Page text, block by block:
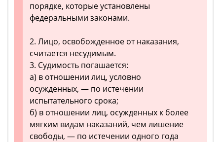
порядке, которые установлены
федеральными законами.
2. Лицо, освобожденное от наказания,
считается несудимым.
3. Судимость погашается:
а) в отношении лиц, условно
осужденных, — по истечении
испытательного срока;
б) в отношении лиц, осужденных к более
мягким видам наказаний, чем лишение
свободы, — по истечении одного года